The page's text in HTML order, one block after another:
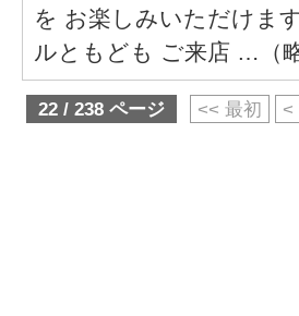
を お楽しみいただけま
ルともども ご来店 …（略
22 / 238 ページ << 最初 <